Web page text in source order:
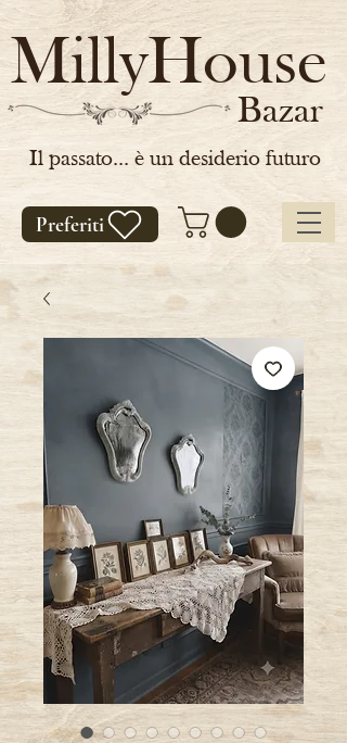
Il passato... è un desiderio futuro
Preferiti
MillyHouse
Bazar